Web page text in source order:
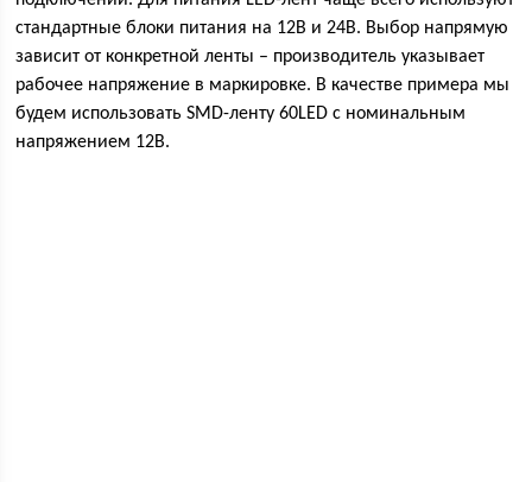
стандартные блоки питания на 12В и 24В. Выбор напрямую
зависит от конкретной ленты – производитель указывает
рабочее напряжение в маркировке. В качестве примера мы
будем использовать SMD-ленту 60LED с номинальным
напряжением 12В.